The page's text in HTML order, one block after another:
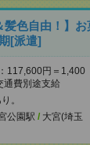
髪色自由！】
[派遣]
117,600円＝1,400
通費別途支給
。
公園駅 / 大宮(埼玉